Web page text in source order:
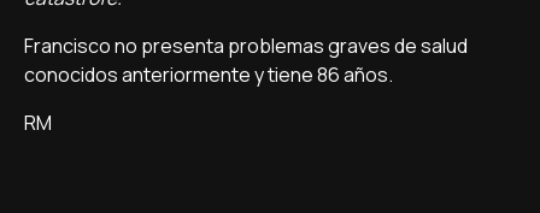
Francisco no presenta problemas graves de salud
conocidos anteriormente y tiene 86 años.
RM